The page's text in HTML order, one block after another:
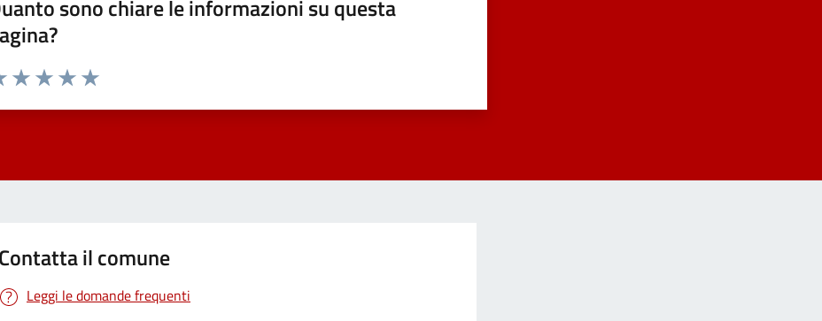
sono chiare le informazioni su questa
Contatta il comune
Leggi le domande frequenti